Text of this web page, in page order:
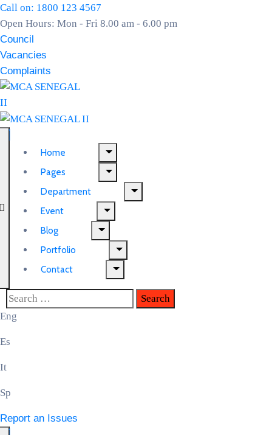
Call on: 1800 123 4567
Open Hours: Mon - Fri 8.00 am - 6.00 pm
Council
Vacancies
Complaints
Home
Pages
Department
Event
Blog
Portfolio
Contact
Eng
Es
It
Sp
Report an Issues